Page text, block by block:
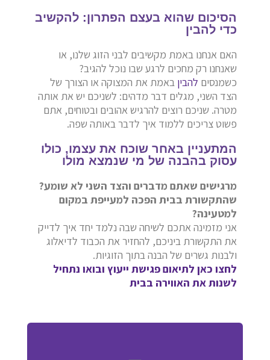
הסיכום שהוא בעצם הפתרון: להקשיב
כדי להבין
האם אנחנו באמת מקשיבים לבני הזוג שלנו, או
שאנחנו רק מחכים לרגע שבו נוכל להגיב?
כשמנסים להבין באמת את המצוקה או הצורך של
הצד השני, מגלים דבר מדהים: לשניכם יש את אותה
מטרה. שניכם רוצים להרגיש אהובים ובטוחים, אתם
פשוט צריכים ללמוד איך לדבר באותה שפה.
המתעניין באחר שוכח את עצמו, כולו
עסוק בהבנה של מי שנמצא מולו
מרגישים שאתם מדברים והצד השני לא שומע?
שהתקשורת בבית הפכה למעייפת במקום
למטעינה?
אני מזמינה אתכם לשיחה שבה נלמד יחד איך לדייק
את התקשורת ביניכם, להחזיר את הכבוד לדיאלוג
ולבנות גשרים של הבנה בתוך הזוגיות.
לחצו כאן לתיאום פגישת ייעוץ ובואו נתחיל
לשנות את האווירה בבית